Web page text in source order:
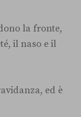
la fronte,
il naso e il
ed è